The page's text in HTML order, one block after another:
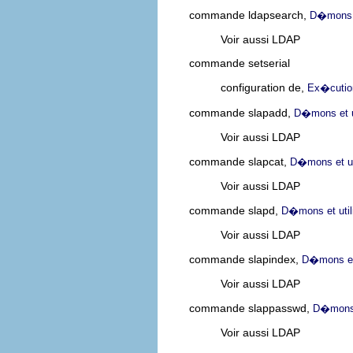
commande ldapsearch, D�mons
Voir aussi LDAP
commande setserial
configuration de,
commande slapadd, D�mons et
Voir aussi LDAP
commande slapcat,
D�mons et
Voir aussi LDAP
commande slapd,
D�mons et
Voir aussi LDAP
commande slapindex,
D�mons
Voir aussi LDAP
commande slappasswd,
Voir aussi LDAP